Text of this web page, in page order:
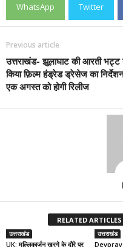
WhatsApp Twitter
Previous article
उत्तराखंड- झूलाघाट की आरती भट्ट
किया फ़िल्म हंड्रेड ड्रेसेज का
एक अगस्त को होगी रिलीज
RELATED ARTICLES
उत्तराखंड
UK: मल्लिकार्जुन खरगे के दौरे पर
उत्तराखंड